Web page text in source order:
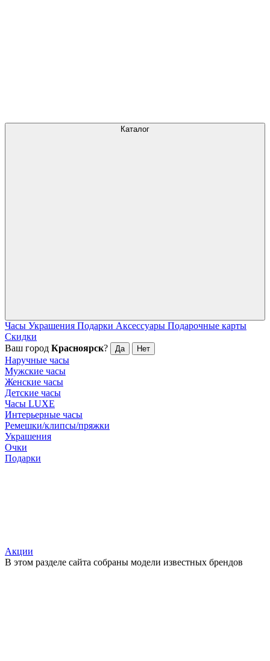
Каталог
Часы Украшения Подарки Аксессуары Подарочные карты
Скидки
Ваш город Красноярск? Да Нет
Наручные часы
Мужские часы
Женские часы
Детские часы
Часы LUXE
Интерьерные часы
Ремешки/клипсы/пряжки
Украшения
Очки
Подарки
Акции
В этом разделе сайта собраны модели известных брендов